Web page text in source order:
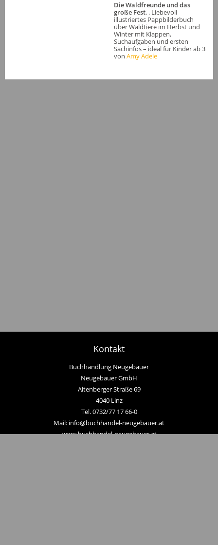
Die Waldfreunde und das
große Fest. . Liebevoll
illustriertes Pappbilderbuch
über Waldtiere im Herbst und
Winter mit Klappen,
Suchaufgaben und ersten
Sachinfos – ideal für Kinder ab 3
von Amy Adele
Kontakt
Buchhandlung Neugebauer
Neugebauer GmbH
Altenberger Straße 69
4040 Linz
Tel. 0732/77 17 66-0
Mail: info@buchhandel-neugebauer.at
www.buchhandel-neugebauer.at